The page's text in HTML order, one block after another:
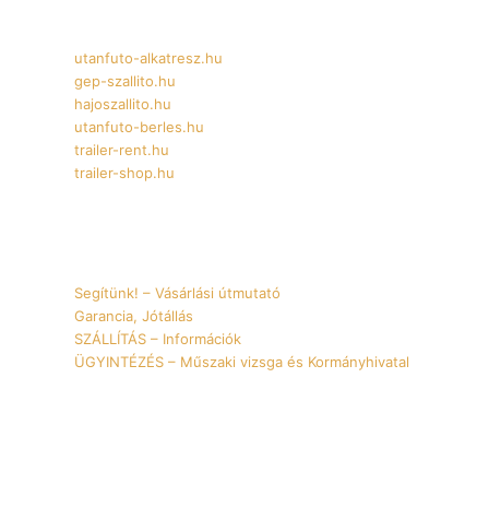
utanfuto-alkatresz.hu
gep-szallito.hu
hajoszallito.hu
utanfuto-berles.hu
trailer-rent.hu
trailer-shop.hu
Segítünk! – Vásárlási útmutató
Garancia, Jótállás
SZÁLLÍTÁS – Információk
ÜGYINTÉZÉS – Műszaki vizsga és Kormányhivatal